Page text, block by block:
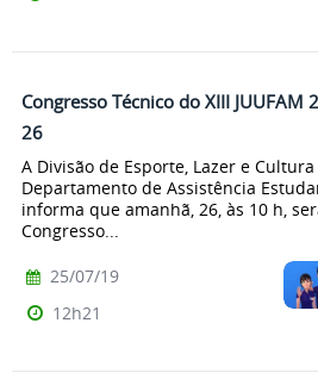
Congresso Técnico do XIII
26
A Divisão de Esporte, Lazer e Cultura
Departamento de Assistência
informa que amanhã, 26, às 10 h,
Congresso...
25/07/19
12h21